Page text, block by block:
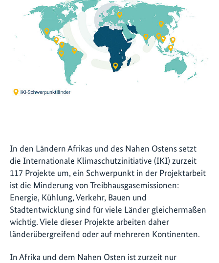
In den Ländern Afrikas und des Nahen Ostens setzt
die Internationale Klimaschutzinitiative (IKI) zurzeit
117 Projekte um, ein Schwerpunkt in der Projektarbeit
ist die Minderung von Treibhausgasemissionen:
Energie, Kühlung, Verkehr, Bauen und
Stadtentwicklung sind für viele Länder gleichermaßen
wichtig. Viele dieser Projekte arbeiten daher
länderübergreifend oder auf mehreren Kontinenten.
In Afrika und dem Nahen Osten ist zurzeit nur